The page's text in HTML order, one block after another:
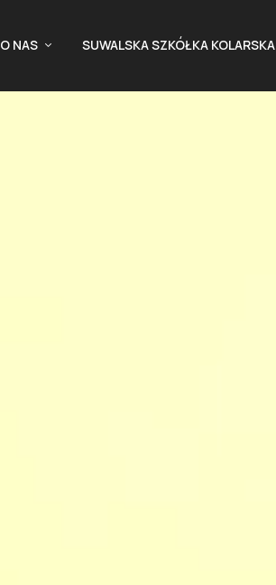
O NAS SUWALSKA SZKÓŁKA KOLARSKA